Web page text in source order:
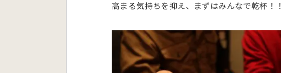
高まる気持ちを抑え、まずはみんなで乾杯！！